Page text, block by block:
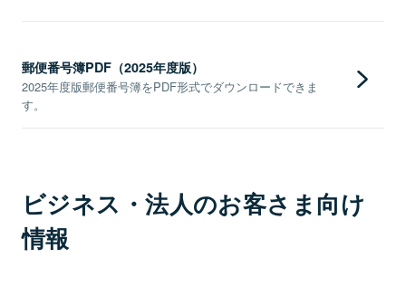
郵便番号簿PDF（2025年度版）
2025年度版郵便番号簿をPDF形式でダウンロードできま
す。
ビジネス・法人のお客さま向け
情報